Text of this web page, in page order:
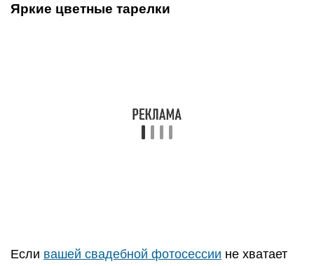
Яркие цветные тарелки
Если вашей свадебной фотосессии не хватает